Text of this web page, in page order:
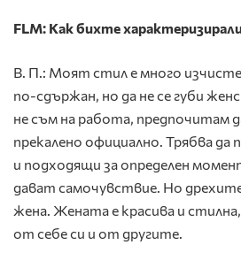
FLM: Как бихте
В. П.: Моят стил е много
по-сдържан, но да не се губи
не съм на работа, предпочитам
прекалено официално. Трябва да
и подходящи за определен
дават самочувствие. Но дрехите
жена. Жената е красива и
от себе си и от другите.